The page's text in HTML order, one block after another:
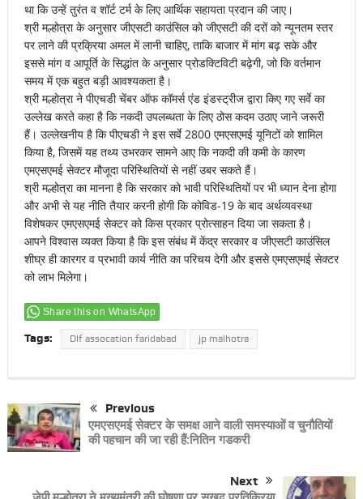
था कि उन्हें तुरंत व शॉर्ट टर्म के लिए आर्थिक सहायता प्रदान की जाए।
श्री मल्होत्रा के अनुसार जीएसटी काउंसिल को जीएसटी की दरों को न्यूनतम स्तर
पर लाने की प्रक्रिया अमल में लानी चाहिए, ताकि बाजार में मांग बढ़ सके और
इससे मांग व आपूर्ति के सिद्धांत के अनुसार प्रोडक्टिविटी बढ़ेगी, जो कि वर्तमान
समय में एक बहुत बड़ी आवश्यकता है।
श्री मल्होत्रा ने पीएचडी चेंबर ऑफ कॉमर्स एंड इंडस्ट्रीज द्वारा किए गए सर्वे का
उल्लेख करते कहा है कि नकदी उपलब्धता के लिए ठोस कदम उठाए जाने जरूरी
हैं। उल्लेखनीय है कि पीएचडी ने इस सर्वे 2800 एमएसएमई यूनिटों को शामिल
किया है, जिसमें यह तथ्य उभरकर सामने आए कि नकदी की कमी के कारण
एमएसएमई सेक्टर मौजूदा परिस्थितियों से नहीं उबर सकते हैं।
श्री मल्होत्रा का मानना है कि सरकार को भावी परिस्थितियों पर भी ध्यान देना होगा
और अभी से यह नीति तैयार करनी होगी कि कोविड-19 के बाद अर्थव्यवस्था
विशेषकर एमएसएमई सेक्टर को किस प्रकार प्रोत्साहन दिया जा सकता है।
आपने विश्वास व्यक्त किया है कि इस संबंध में केंद्र सरकार व जीएसटी काउंसिल
शीघ्र ही कारगर व प्रभावी कार्य नीति का परिचय देगी और इससे एमएसएमई सेक्टर
को लाभ मिलेगा।
Share this on WhatsApp
Tags: Dlf assocation faridabad jp malhotra
Previous
एमएसएमई सेक्टर के समक्ष आने वाली समस्याओं व चुनौतियों
की पहचान की जा रही हैं:नितिन गडकरी
Next